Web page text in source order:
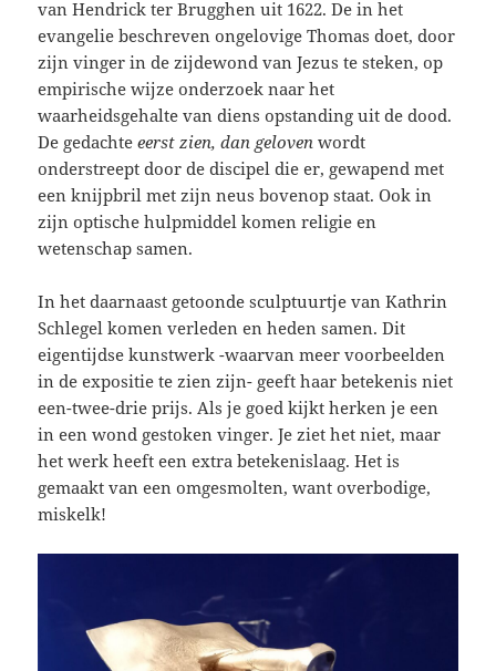
van Hendrick ter Brugghen uit 1622. De in het
evangelie beschreven ongelovige Thomas doet, door
zijn vinger in de zijdewond van Jezus te steken, op
empirische wijze onderzoek naar het
waarheidsgehalte van diens opstanding uit de dood.
De gedachteeerst zien, dan geloven wordt
onderstreept door de discipel die er, gewapend met
een knijpbril met zijn neus bovenop staat. Ook in
zijn optische hulpmiddel komen religie en
wetenschap samen.
In het daarnaast getoonde sculptuurtje van Kathrin
Schlegel komen verleden en heden samen. Dit
eigentijdse kunstwerk -waarvan meer voorbeelden
in de expositie te zien zijn- geeft haar betekenis niet
een-twee-drie prijs. Als je goed kijkt herken je een
in een wond gestoken vinger. Je ziet het niet, maar
het werk heeft een extra betekenislaag. Het is
gemaakt van een omgesmolten, want overbodige,
miskelk!